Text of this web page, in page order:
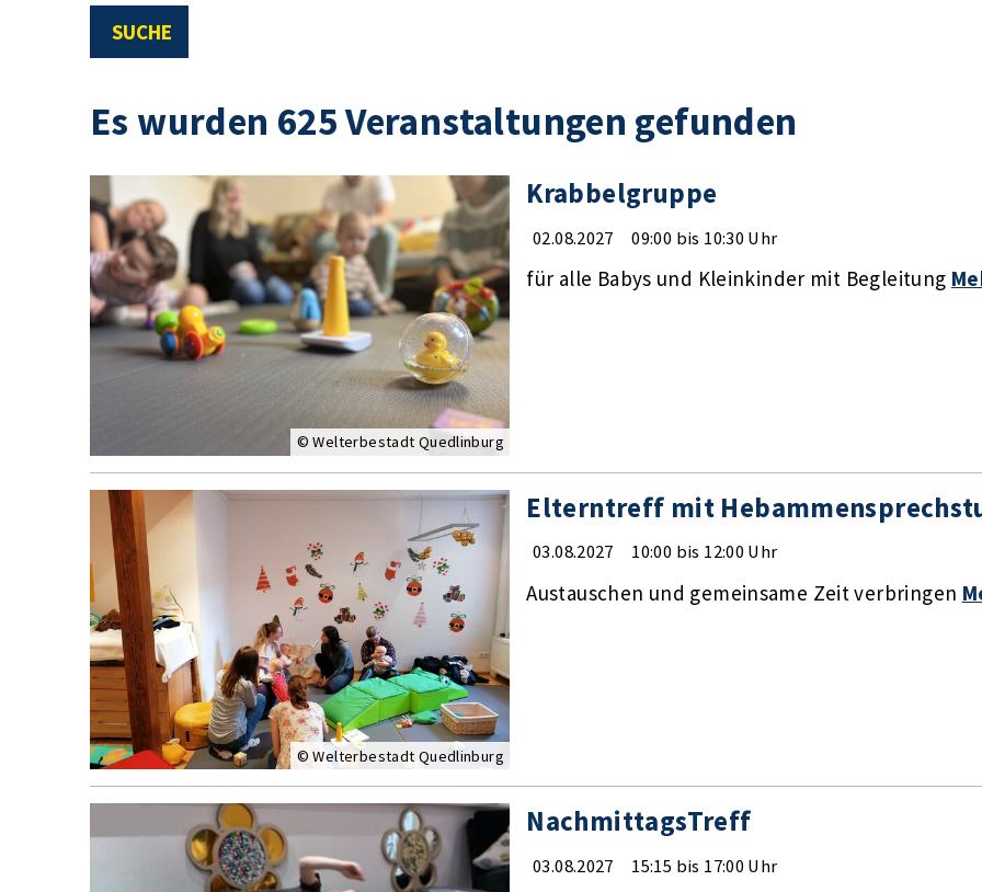
SUCHE
Es wurden 625 Veranstaltungen gefunden
Krabbelgruppe
02.08.2027 09:00 bis 10:30 Uhr
für alle Babys und Kleinkinder mit Begleitung
© Welterbestadt Quedlinburg
Elterntreff mit
03.08.2027 10:00 bis 12:00 Uhr
Austauschen und gemeinsame Zeit verbringen
© Welterbestadt Quedlinburg
NachmittagsTreff
03.08.2027 15:15 bis 17:00 Uhr